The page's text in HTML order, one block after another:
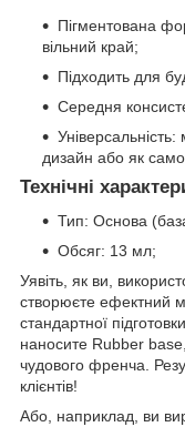
Пігментована
вільний край;
Підходить для
Середня
дизайн або як
Технічні
Тип: Основа
Обсяг: 13 мл;
Уявіть, як ви,
створюєте ефектний
стандартної
наносите Rubber
чудового френча.
клієнтів!
Або, наприклад, ви